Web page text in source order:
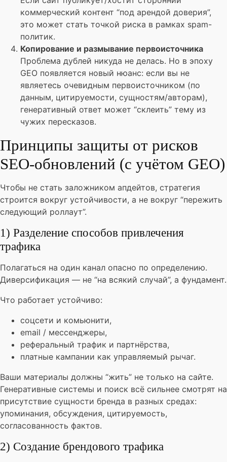
коммерческий контент “под арендой доверия”,
это может стать точкой риска в рамках spam-
политик.
Копирование и размывание первоисточника
Проблема дублей никуда не делась. Но в эпоху
GEO появляется новый нюанс: если вы не
являетесь очевидным первоисточником (по
данным, цитируемости, сущностям/авторам),
генеративный ответ может “склеить” тему из
чужих пересказов.
Принципы защиты от рисков
SEO-обновлений (с учётом GEO)
Чтобы не стать заложником апдейтов, стратегия
строится вокруг устойчивости, а не вокруг “пережить
следующий роллаут”.
1) Разделение способов привлечения
трафика
Полагаться на один канал опасно по определению.
Диверсификация — не “на всякий случай”, а фундамент.
Что работает устойчиво:
соцсети и комьюнити,
email / мессенджеры,
реферальный трафик и партнёрства,
платные кампании как управляемый рычаг.
Ваши материалы должны “жить” не только на сайте.
Генеративные системы и поиск всё сильнее смотрят на
присутствие сущности бренда в разных средах:
упоминания, обсуждения, цитируемость,
согласованность фактов.
2) Создание брендового трафика